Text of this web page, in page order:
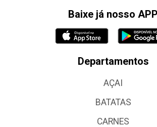
Baixe já nosso APP
Departamentos
AÇAI
BATATAS
CARNES